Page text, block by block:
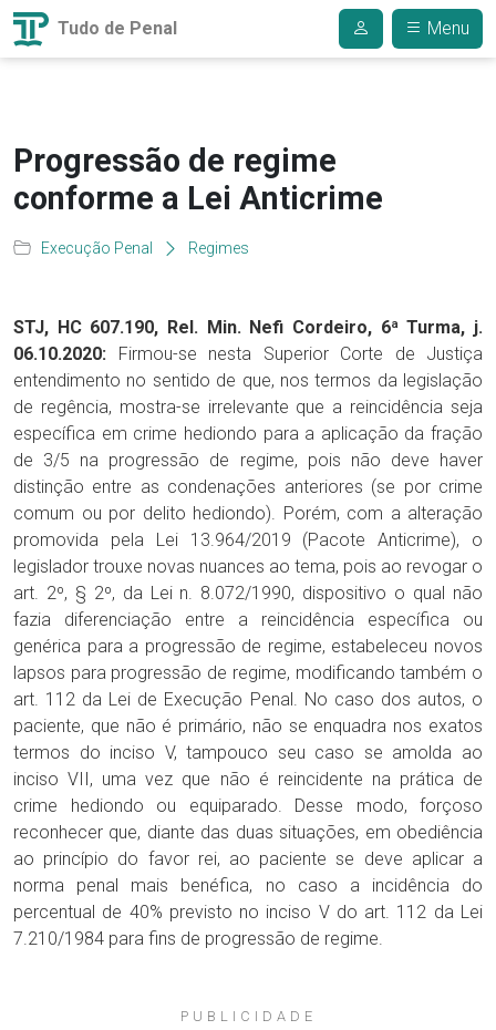
Tudo de Penal Menu
Progressão de regime
conforme a Lei Anticrime
Execução Penal Regimes
STJ, HC 607.190, Rel. Min. Nefi Cordeiro, 6ª Turma, j.
06.10.2020: Firmou-se nesta Superior Corte de Justiça
entendimento no sentido de que, nos termos da legislação
de regência, mostra-se irrelevante que a reincidência seja
específica em crime hediondo para a aplicação da fração
de 3/5 na progressão de regime, pois não deve haver
distinção entre as condenações anteriores (se por crime
comum ou por delito hediondo). Porém, com a alteração
promovida pela Lei 13.964/2019 (Pacote Anticrime), o
legislador trouxe novas nuances ao tema, pois ao revogar o
art. 2º, § 2º, da Lei n. 8.072/1990, dispositivo o qual não
fazia diferenciação entre a reincidência específica ou
genérica para a progressão de regime, estabeleceu novos
lapsos para progressão de regime, modificando também o
art. 112 da Lei de Execução Penal. No caso dos autos, o
paciente, que não é primário, não se enquadra nos exatos
termos do inciso V, tampouco seu caso se amolda ao
inciso VII, uma vez que não é reincidente na prática de
crime hediondo ou equiparado. Desse modo, forçoso
reconhecer que, diante das duas situações, em obediência
ao princípio do favor rei, ao paciente se deve aplicar a
norma penal mais benéfica, no caso a incidência do
percentual de 40% previsto no inciso V do art. 112 da Lei
7.210/1984 para fins de progressão de regime.
PUBLICIDADE